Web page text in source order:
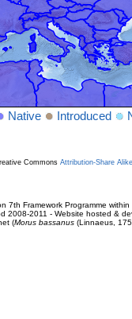
Native Introduced
Commons Attribution-Share
7th Framework Programme
2008-2011 - Website hosted &
(Morus bassanus(Linnaeus,